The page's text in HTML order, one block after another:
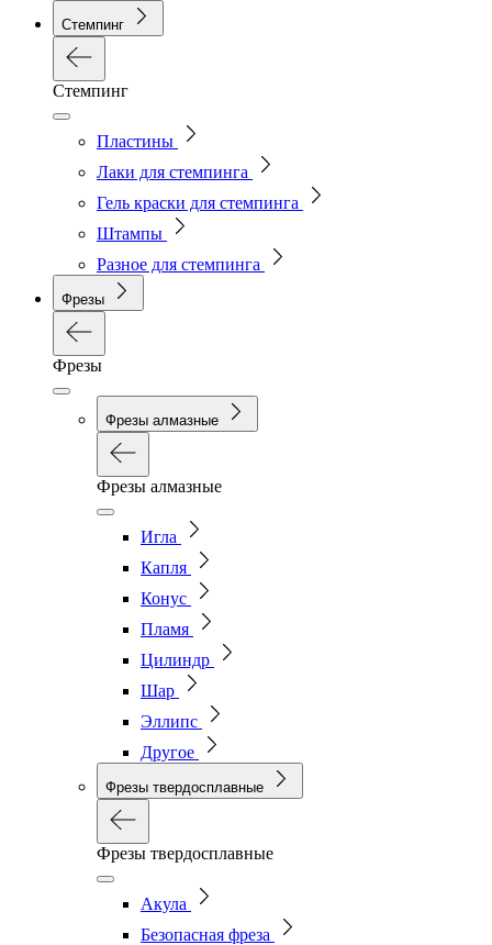
Стемпинг
Стемпинг
Пластины
Лаки для стемпинга
Гель краски для стемпинга
Штампы
Разное для стемпинга
Фрезы
Фрезы
Фрезы алмазные
Фрезы алмазные
Игла
Капля
Конус
Пламя
Цилиндр
Шар
Эллипс
Другое
Фрезы твердосплавные
Фрезы твердосплавные
Акула
Безопасная фреза